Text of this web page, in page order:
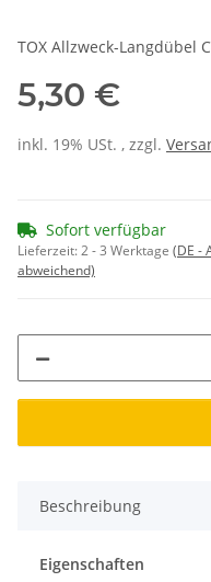
TOX Allzweck-Langdübel
5,30 €
inkl. 19% USt. , zzgl.
Sofort verfügbar
Lieferzeit:2 - 3 Werktage (DE -
abweichend)
Beschreibung
Eigenschaften